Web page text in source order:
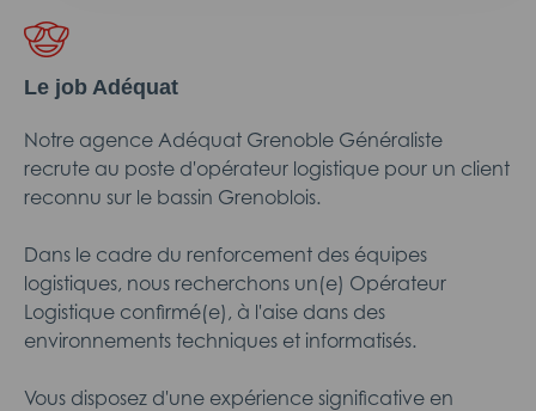
Le job Adéquat
Notre agence Adéquat Grenoble Généraliste
recrute au poste d'opérateur logistique pour un client
reconnu sur le bassin Grenoblois.
Dans le cadre du renforcement des équipes
logistiques, nous recherchons un(e) Opérateur
Logistique confirmé(e), à l'aise dans des
environnements techniques et informatisés.
Vous disposez d'une expérience significative en